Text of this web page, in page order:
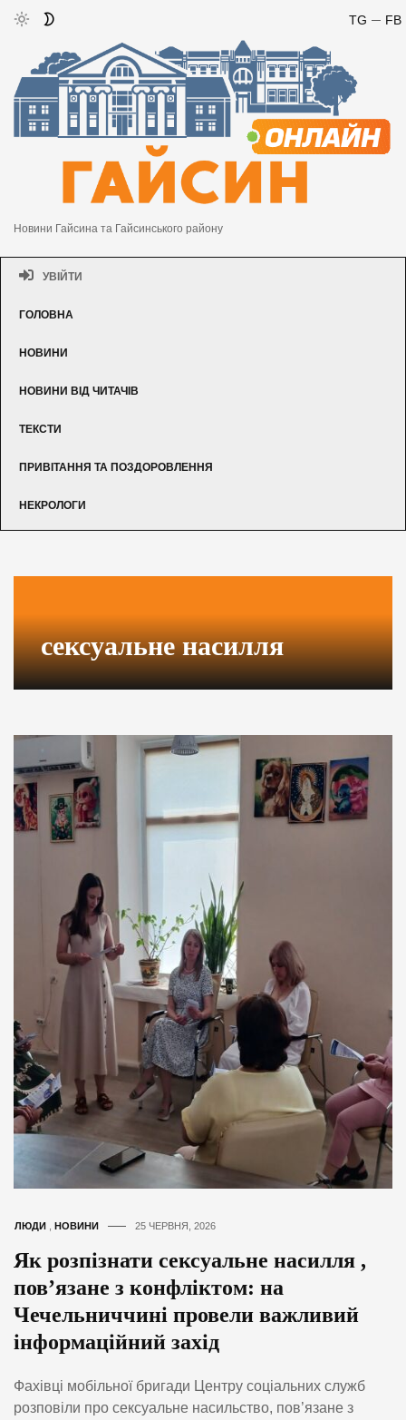
FB
TG
Новини Гайсина та Гайсинського району
УВІЙТИ
ГОЛОВНА
НОВИНИ
НОВИНИ ВІД ЧИТАЧІВ
ТЕКСТИ
ПРИВІТАННЯ ТА ПОЗДОРОВЛЕННЯ
НЕКРОЛОГИ
сексуальне насилля
ЛЮДИ НОВИНИ 25 ЧЕРВНЯ, 2026
Як розпізнати сексуальне насилля ,
пов’язане з конфліктом: на
Чечельниччині провели важливий
інформаційний захід
Фахівці мобільної бригади Центру соціальних служб
розповіли про сексуальне насильство, пов’язане з